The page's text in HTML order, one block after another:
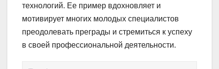
технологий. Ее пример вдохновляет и
мотивирует многих молодых специалистов
преодолевать преграды и стремиться к успеху
в своей профессиональной деятельности.